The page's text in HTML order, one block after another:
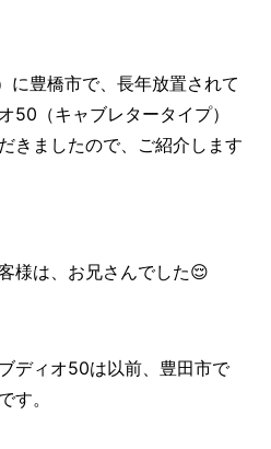
に豊橋市で、長年放置されて
50（キャブレタータイプ）
きましたので、ご紹介します
様は、お兄さんでした😌
ディオ50は以前、豊田市で
す。